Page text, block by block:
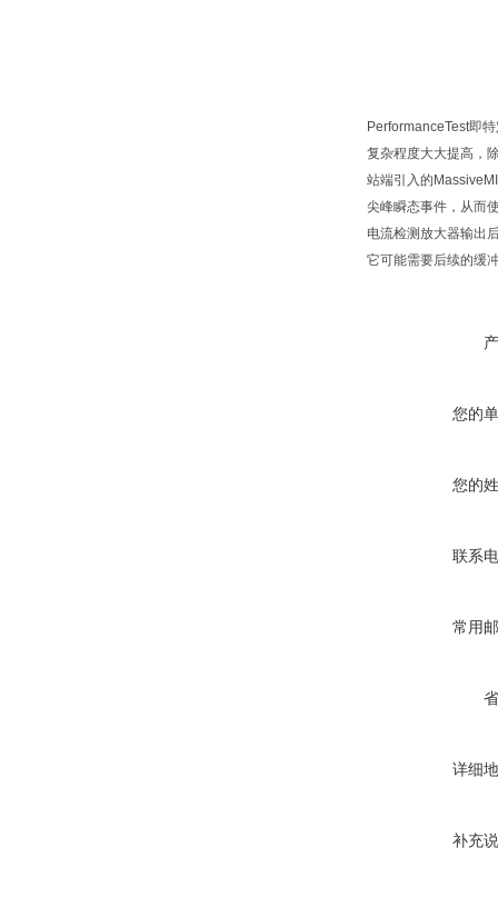
PerformanceTest即
复杂程度大大提高，
站端引入的
尖峰瞬态事件，从而
电流检测放大器输出
它可能需要后续的缓
您的
您的
联系
常用
详细
补充